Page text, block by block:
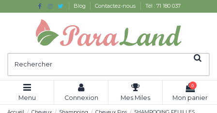
Blog Contactez-nous Tél : 71 180 037
Menu Connexion Mes Miles
0
Mon panier